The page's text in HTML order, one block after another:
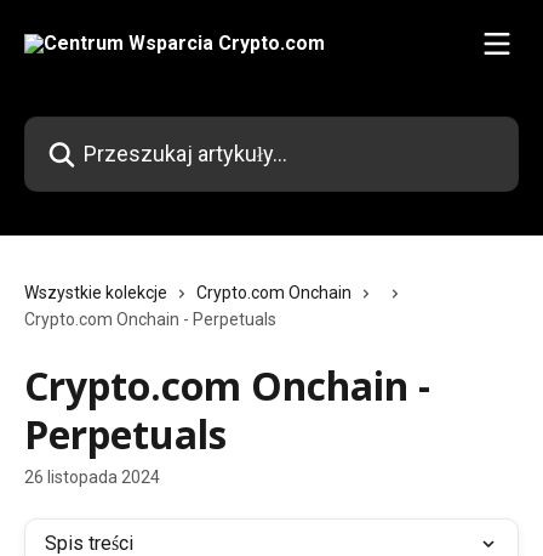
Przeszukaj artykuły...
Wszystkie kolekcje
Crypto.com Onchain
Crypto.com Onchain - Perpetuals
Crypto.com Onchain -
Perpetuals
26 listopada 2024
Spis treści